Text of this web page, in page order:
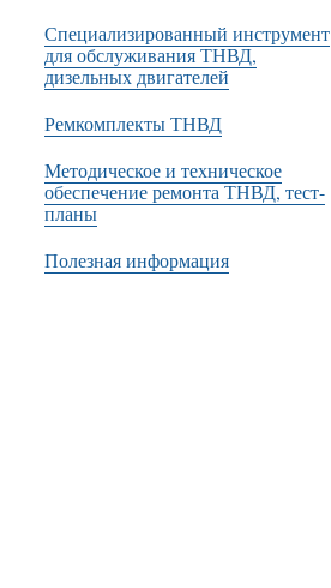
Специализированный инструмент
для обслуживания ТНВД,
дизельных двигателей
Ремкомплекты ТНВД
Методическое и техническое
обеспечение ремонта ТНВД, тест-
планы
Полезная информация